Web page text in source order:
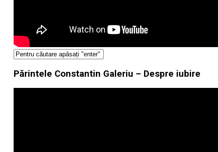
Părintele Constantin Galeriu – Despre iubire